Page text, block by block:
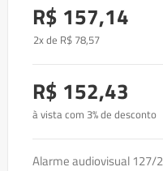
R$ 157,14
2x de R$ 78,57
R$ 152,43
à vista com 3% de desconto
Alarme audiovisual 127/